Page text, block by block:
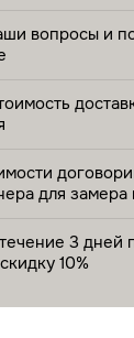
вопросы и
для замера
3
10%